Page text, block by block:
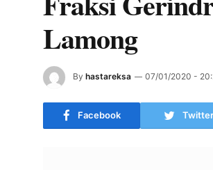
Lamong
By hastareksa 07/01/2020 -
Facebook Twitter